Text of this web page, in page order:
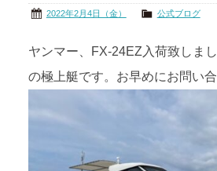
2022年2月4日（金） 公式ブログ
ヤンマー、FX-24EZ入荷致しま
の極上艇です。お早めにお問い合